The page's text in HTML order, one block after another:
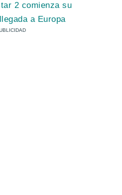
2 comienza su
a Europa